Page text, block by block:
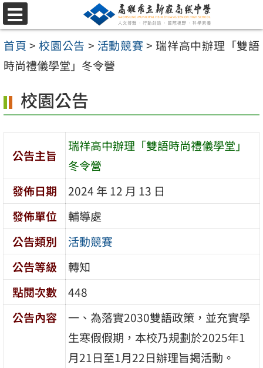
跳
至
主
要
容
區
選
單
首頁 > 校園公告 > 活動競賽 > 瑞祥高中辦理「雙語
時尚禮儀學堂」冬令營
校園公告
公告主旨
瑞祥高中辦理「雙語時尚禮儀學堂」
冬令營
發佈日期
2024 年 12 月 13 日
發佈單位
輔導處
公告類別
活動競賽
公告等級
轉知
點閱次數
448
公告內容
一、為落實2030雙語政策，並充實學
生寒假假期，本校乃規劃於2025年1
月21日至1月22日辦理旨揭活動。